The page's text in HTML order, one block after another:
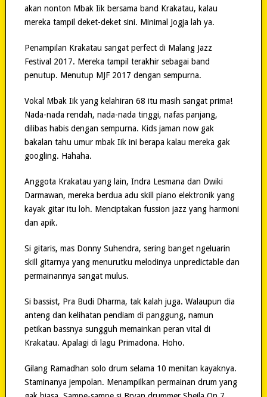
akan nonton Mbak Iik bersama band Krakatau, kalau
mereka tampil deket-deket sini. Minimal Jogja lah ya.
Penampilan Krakatau sangat perfect di Malang Jazz
Festival 2017. Mereka tampil terakhir sebagai band
penutup. Menutup MJF 2017 dengan sempurna.
Vokal Mbak Iik yang kelahiran 68 itu masih sangat prima!
Nada-nada rendah, nada-nada tinggi, nafas panjang,
dilibas habis dengan sempurna. Kids jaman now gak
bakalan tahu umur mbak Iik ini berapa kalau mereka gak
googling. Hahaha.
Anggota Krakatau yang lain, Indra Lesmana dan Dwiki
Darmawan, mereka berdua adu skill piano elektronik yang
kayak gitar itu loh. Menciptakan fussion jazz yang harmoni
dan apik.
Si gitaris, mas Donny Suhendra, sering banget ngeluarin
skill gitarnya yang menurutku melodinya unpredictable dan
permainannya sangat mulus.
Si bassist, Pra Budi Dharma, tak kalah juga. Walaupun dia
anteng dan kelihatan pendiam di panggung, namun
petikan bassnya sungguh memainkan peran vital di
Krakatau. Apalagi di lagu Primadona. Hoho.
Gilang Ramadhan solo drum selama 10 menitan kayaknya.
Staminanya jempolan. Menampilkan permainan drum yang